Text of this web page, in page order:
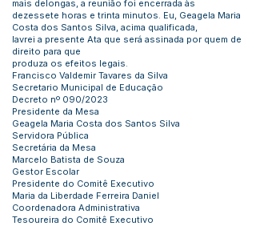
mais delongas, a reunião foi encerrada às
dezessete horas e trinta minutos. Eu, Geagela Maria
Costa dos Santos Silva, acima qualificada,
lavrei a presente Ata que será assinada por quem de
direito para que
produza os efeitos legais.
Francisco Valdemir Tavares da Silva
Secretario Municipal de Educação
Decreto nº 090/2023
Presidente da Mesa
Geagela Maria Costa dos Santos Silva
Servidora Pública
Secretária da Mesa
Marcelo Batista de Souza
Gestor Escolar
Presidente do Comitê Executivo
Maria da Liberdade Ferreira Daniel
Coordenadora Administrativa
Tesoureira do Comitê Executivo